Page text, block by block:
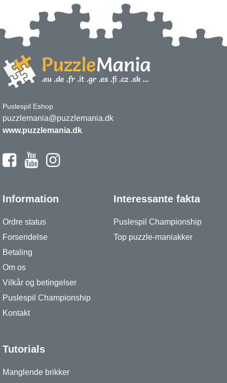
Puslespil Eshop
puzzlemania@puzzlemania.dk
www.puzzlemania.dk
Information
Ordre status
Forsendelse
Betaling
Om os
Vilkår og betingelser
Puslespil Championship
Kontakt
Interessante fakta
Puslespil Championship
Top puzzle-maniakker
Tutorials
Manglende brikker